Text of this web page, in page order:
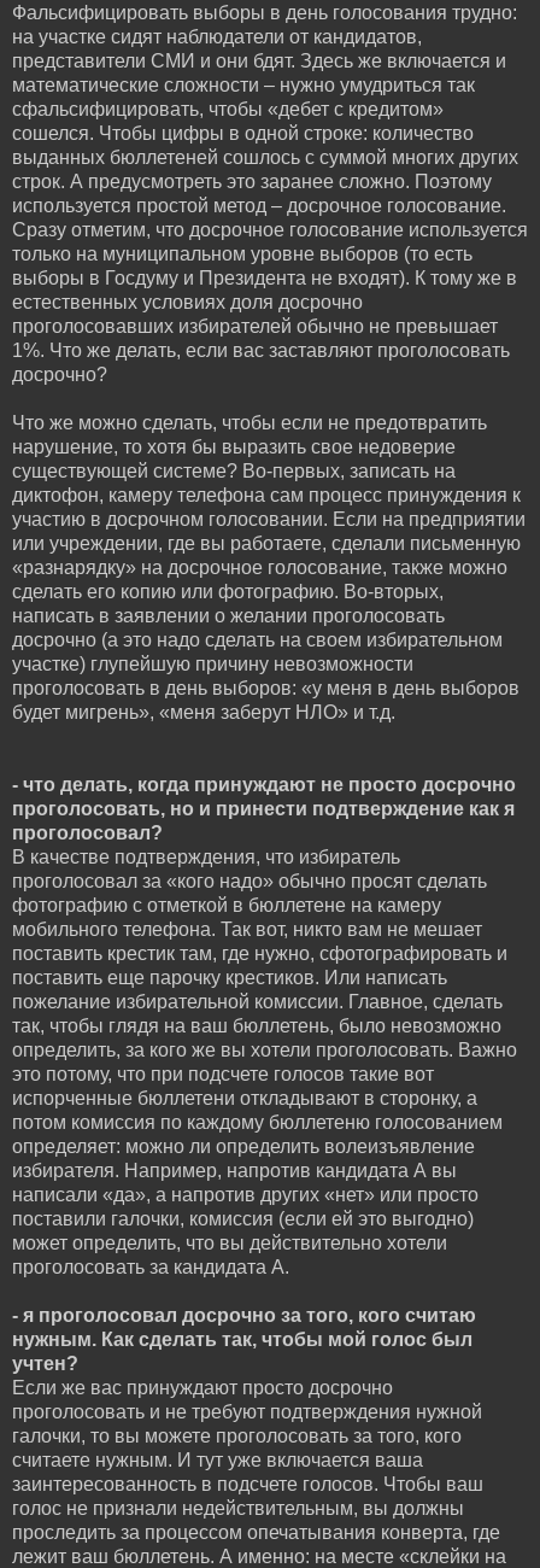
Фальсифицировать выборы в день голосования трудно:
на участке сидят наблюдатели от кандидатов,
представители СМИ и они бдят. Здесь же включается и
математические сложности – нужно умудриться так
сфальсифицировать, чтобы «дебет с кредитом»
сошелся. Чтобы цифры в одной строке: количество
выданных бюллетеней сошлось с суммой многих других
строк. А предусмотреть это заранее сложно. Поэтому
используется простой метод – досрочное голосование.
Сразу отметим, что досрочное голосование используется
только на муниципальном уровне выборов (то есть
выборы в Госдуму и Президента не входят). К тому же в
естественных условиях доля досрочно
проголосовавших избирателей обычно не превышает
1%. Что же делать, если вас заставляют проголосовать
досрочно?
Что же можно сделать, чтобы если не предотвратить
нарушение, то хотя бы выразить свое недоверие
существующей системе? Во-первых, записать на
диктофон, камеру телефона сам процесс принуждения к
участию в досрочном голосовании. Если на предприятии
или учреждении, где вы работаете, сделали письменную
«разнарядку» на досрочное голосование, также можно
сделать его копию или фотографию. Во-вторых,
написать в заявлении о желании проголосовать
досрочно (а это надо сделать на своем избирательном
участке) глупейшую причину невозможности
проголосовать в день выборов: «у меня в день выборов
будет мигрень», «меня заберут НЛО» и т.д.
- что делать, когда принуждают не просто досрочно
проголосовать, но и принести подтверждение как я
проголосовал?
В качестве подтверждения, что избиратель
проголосовал за «кого надо» обычно просят сделать
фотографию с отметкой в бюллетене на камеру
мобильного телефона. Так вот, никто вам не мешает
поставить крестик там, где нужно, сфотографировать и
поставить еще парочку крестиков. Или написать
пожелание избирательной комиссии. Главное, сделать
так, чтобы глядя на ваш бюллетень, было невозможно
определить, за кого же вы хотели проголосовать. Важно
это потому, что при подсчете голосов такие вот
испорченные бюллетени откладывают в сторонку, а
потом комиссия по каждому бюллетеню голосованием
определяет: можно ли определить волеизъявление
избирателя. Например, напротив кандидата А вы
написали «да», а напротив других «нет» или просто
поставили галочки, комиссия (если ей это выгодно)
может определить, что вы действительно хотели
проголосовать за кандидата А.
- я проголосовал досрочно за того, кого считаю
нужным. Как сделать так, чтобы мой голос был
учтен?
Если же вас принуждают просто досрочно
проголосовать и не требуют подтверждения нужной
галочки, то вы можете проголосовать за того, кого
считаете нужным. И тут уже включается ваша
заинтересованность в подсчете голосов. Чтобы ваш
голос не признали недействительным, вы должны
проследить за процессом опечатывания конверта, где
лежит ваш бюллетень. А именно: на месте «склейки на